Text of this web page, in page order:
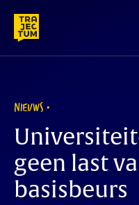
content
NIEUWS
geen last
basisbeurs